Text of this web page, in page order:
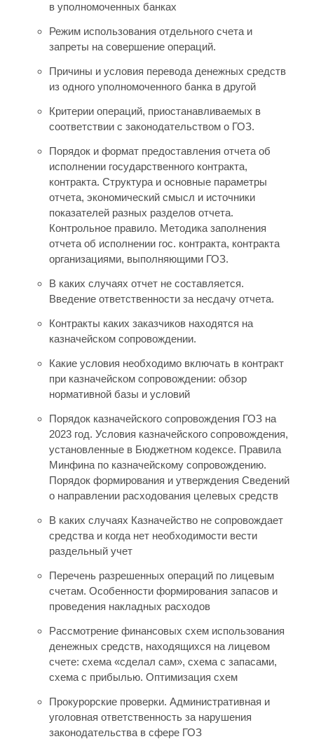
в уполномоченных банках
Режим использования отдельного счета и
запреты на совершение операций.
Причины и условия перевода денежных средств
из одного уполномоченного банка в другой
Критерии операций, приостанавливаемых в
соответствии с законодательством о ГОЗ.
Порядок и формат предоставления отчета об
исполнении государственного контракта,
контракта. Структура и основные параметры
отчета, экономический смысл и источники
показателей разных разделов отчета.
Контрольное правило. Методика заполнения
отчета об исполнении гос. контракта, контракта
организациями, выполняющими ГОЗ.
В каких случаях отчет не составляется.
Введение ответственности за несдачу отчета.
Контракты каких заказчиков находятся на
казначейском сопровождении.
Какие условия необходимо включать в контракт
при казначейском сопровождении: обзор
нормативной базы и условий
Порядок казначейского сопровождения ГОЗ на
2023 год. Условия казначейского сопровождения,
установленные в Бюджетном кодексе. Правила
Минфина по казначейскому сопровождению.
Порядок формирования и утверждения Сведений
о направлении расходования целевых средств
В каких случаях Казначейство не сопровождает
средства и когда нет необходимости вести
раздельный учет
Перечень разрешенных операций по лицевым
счетам. Особенности формирования запасов и
проведения накладных расходов
Рассмотрение финансовых схем использования
денежных средств, находящихся на лицевом
счете: схема «сделал сам», схема с запасами,
схема с прибылью. Оптимизация схем
Прокурорские проверки. Административная и
уголовная ответственность за нарушения
законодательства в сфере ГОЗ